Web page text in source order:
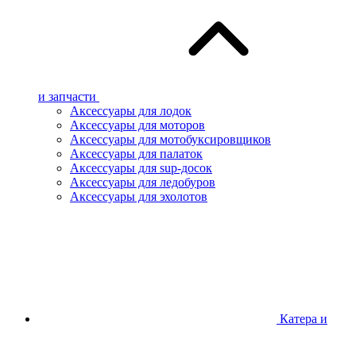
и запчасти
Аксессуары для лодок
Аксессуары для моторов
Аксессуары для мотобуксировщиков
Аксессуары для палаток
Аксессуары для sup-досок
Аксессуары для ледобуров
Аксессуары для эхолотов
Катера и